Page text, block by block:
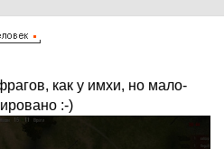
как у имхи, но мало-
:-)